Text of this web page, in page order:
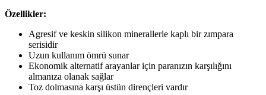
Özellikler:
Agresif ve keskin silikon minerallerle kaplı bir zımpara
serisidir
Uzun kullanım ömrü sunar
Ekonomik alternatif arayanlar için paranızın karşılığını
almanıza olanak sağlar
Toz dolmasına karşı üstün dirençleri vardır